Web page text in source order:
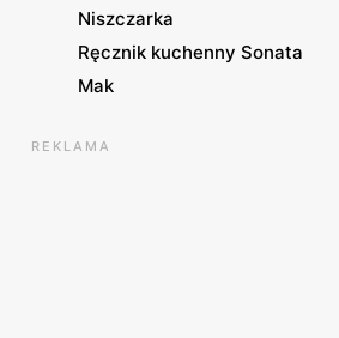
Niszczarka
Ręcznik kuchenny Sonata
Mak
REKLAMA